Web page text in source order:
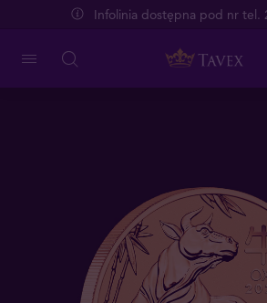
Infolinia dostępna pod nr tel.